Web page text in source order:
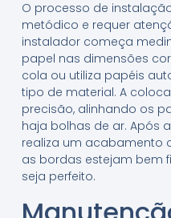
O processo de
metódico e requer
instalador começa
papel nas dimensões
cola ou utiliza papéis
tipo de material. A
precisão, alinhando os
haja bolhas de ar. Após
realiza um acabamento
as bordas estejam bem
seja perfeito.